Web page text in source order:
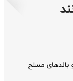
۲۱ عامل موساد و ۴ عضو باندهای مسلح